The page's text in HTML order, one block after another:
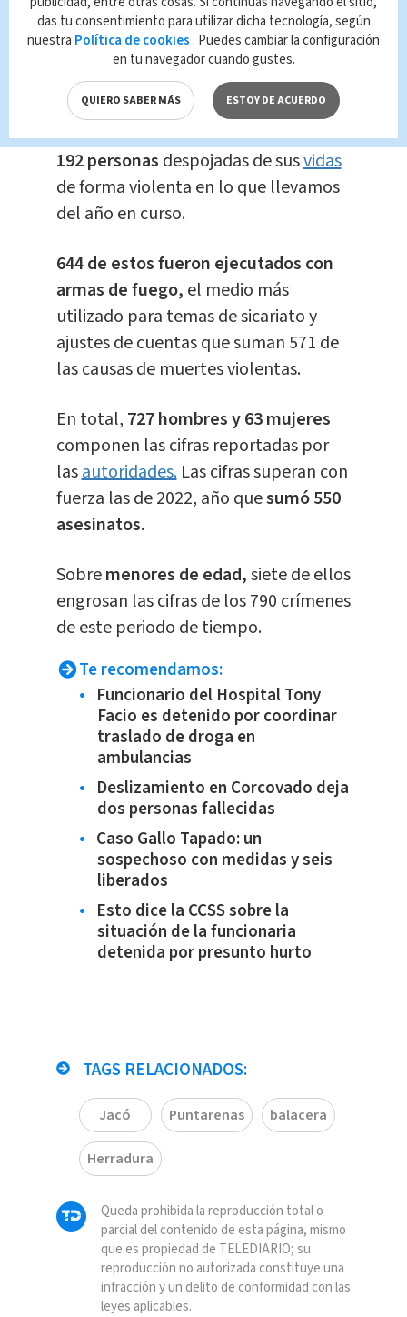
alcanza los790 fallecimientos de
manera violenta,según cifras del OIJ.
Limón es la provincia con mayor
incidencia, reporta
195 asesinatos;
mientras tanto,San José contabiliza
192 personas despojadas de susvidas
de forma violenta en lo que llevamos
del año en curso.
644 de estos fueron ejecutados con
armas de fuego, el medio más
utilizado para temas de sicariato y
ajustes de cuentas que suman 571 de
las causas de muertes violentas.
En total, 727 hombres y 63 mujeres
componen las cifras reportadas por
lasautoridades.Las cifras superan con
fuerza las de 2022, año quesumó 550
asesinatos.
Sobremenores de edad,siete de ellos
engrosan las cifras de los 790 crímenes
de este periodo de tiempo.
Te recomendamos:
Funcionario del Hospital Tony
Facio es detenido por coordinar
traslado de droga en
ambulancias
Deslizamiento en Corcovado deja
dos personas fallecidas
Caso Gallo Tapado: un
sospechoso con medidas y seis
liberados
Esto dice la CCSS sobre la
situación de la funcionaria
detenida por presunto hurto
TAGS RELACIONADOS:
Jacó Puntarenas balacera
Herradura
Queda prohibida la reproducción total o
parcial del contenido de esta página, mismo
que es propiedad de TELEDIARIO; su
reproducción no autorizada constituye una
infracción y un delito de conformidad con las
leyes aplicables.
das tu consentimiento para utilizar dicha tecnología, según
nuestra Política de cookies . Puedes cambiar la configuración
en tu navegador cuando gustes.
QUIERO SABER MÁS ESTOY DE ACUERDO